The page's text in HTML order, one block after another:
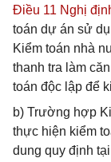
Điều 11 Nghị
toán dự án sử
Kiểm toán nhà
thanh tra làm
toán độc lập để
b) Trường hợp
thực hiện kiểm
dung quy định tại